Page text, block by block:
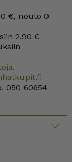
€, nouto 0
2,90 €
.
050 60654